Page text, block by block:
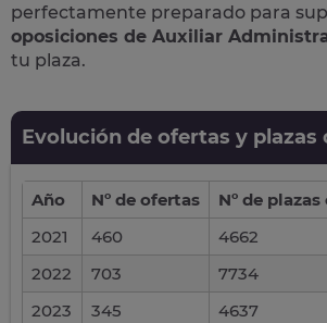
perfectamente preparado para
oposiciones de Auxiliar
tu plaza.
Evolución de ofertas y plazas
Año Nº de ofertas
Nº de
2021
460
4662
2022
703
7734
2023
345
4637